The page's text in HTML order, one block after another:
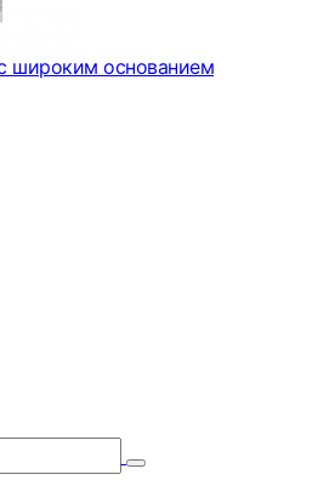
широким основанием